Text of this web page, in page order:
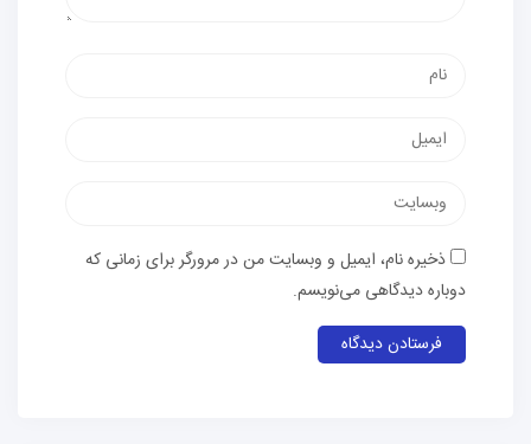
ذخیره نام، ایمیل و وبسایت من در مرورگر برای زمانی که
دوباره دیدگاهی می‌نویسم.